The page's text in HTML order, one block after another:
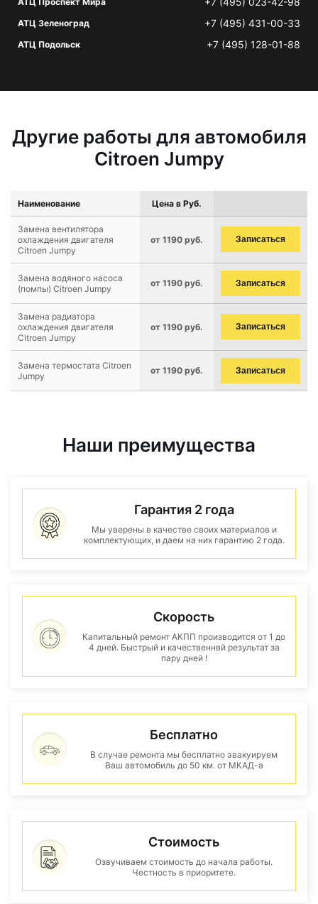
АТЦ Зеленоград +7 (495) 431-00-33
АТЦ Подольск +7 (495) 128-01-88
Другие работы для автомобиля
Citroen Jumpy
Наименование Цена в Руб.
Замена вентилятора
охлаждения двигателя
Citroen Jumpy
от 1190 руб. Записаться
Замена водяного насоса
(помпы) Citroen Jumpy
от 1190 руб. Записаться
Замена радиатора
охлаждения двигателя
Citroen Jumpy
от 1190 руб. Записаться
Замена термостата Citroen
Jumpy
от 1190 руб. Записаться
Наши преимущества
Гарантия 2 года
Мы уверены в качестве своих материалов и
комплектующих, и даем на них гарантию 2 года.
Скорость
Капитальный ремонт АКПП производится от 1 до
4 дней. Быстрый и качественнвй результат за
пару дней !
Бесплатно
В случае ремонта мы бесплатно эвакуируем
Ваш автомобиль до 50 км. от МКАД-а
Стоимость
Озвучиваем стоимость до начала работы.
Честность в приоритете.